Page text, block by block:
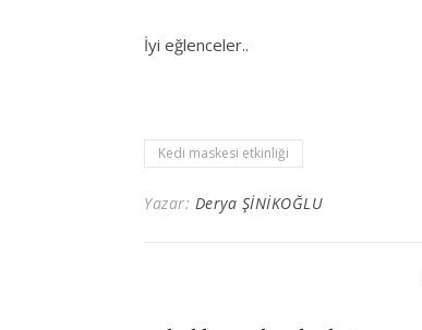
İyi eğlenceler..
Kedi maskesi etkinliği
Yazar: Derya ŞİNİKOĞLU